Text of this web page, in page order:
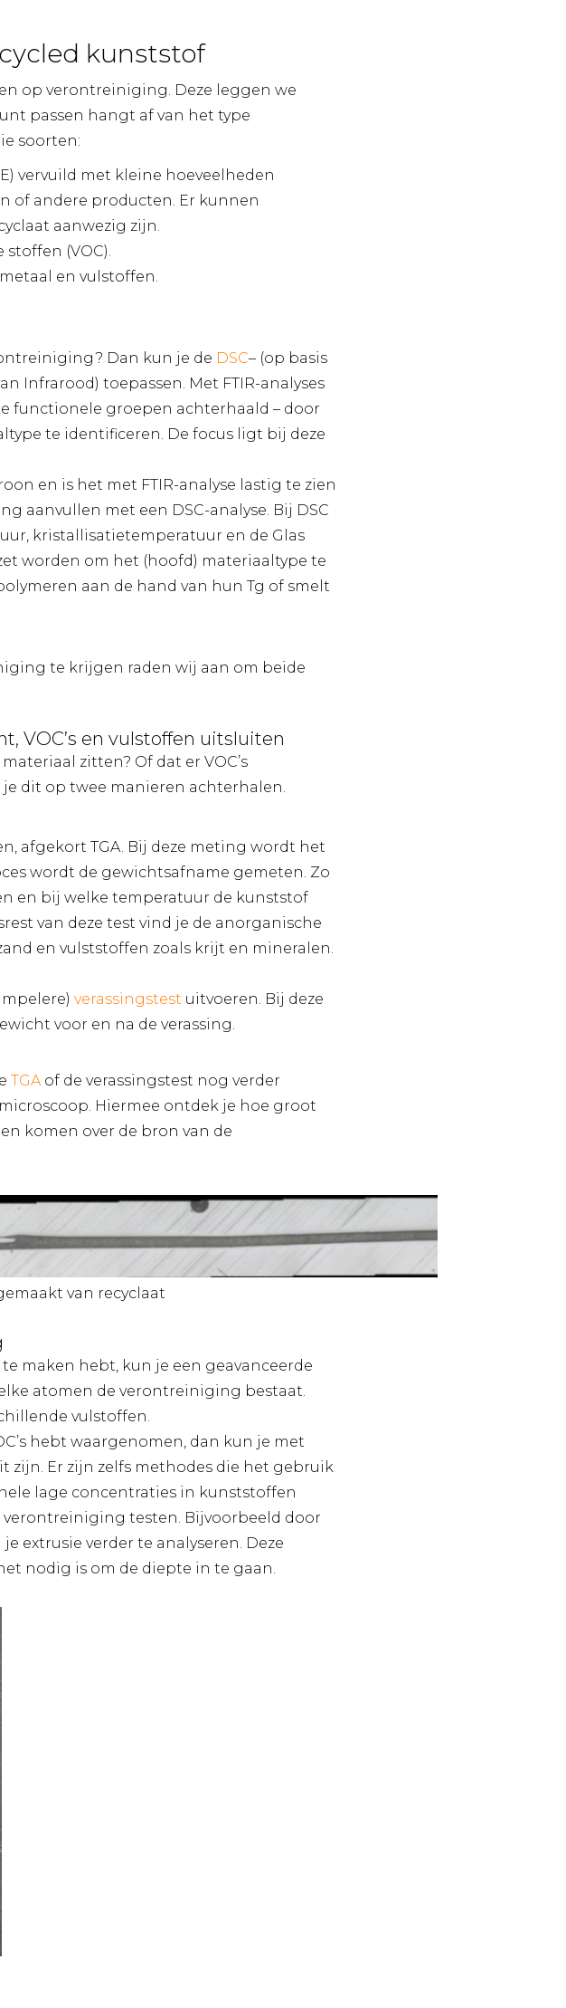
kunststof
op verontreiniging. Deze leggen we
passen hangt af van het type
soorten:
vervuild met kleine hoeveelheden
of andere producten. Er kunnen
aanwezig zijn.
(VOC).
en vulstoffen.
Dan kun je de DSC– (op basis
Infrarood) toepassen. Met FTIR-analyses
functionele groepen achterhaald – door
te identificeren. De focus ligt bij deze
en is het met FTIR-analyse lastig te zien
aanvullen met een DSC-analyse. Bij DSC
kristallisatietemperatuur en de Glas
worden om het (hoofd) materiaaltype te
aan de hand van hun Tg of smelt
te krijgen raden wij aan om beide
VOC’s en vulstoffen uitsluiten
zitten? Of dat er VOC’s
dit op twee manieren achterhalen.
afgekort TGA. Bij deze meting wordt het
wordt de gewichtsafname gemeten. Zo
en bij welke temperatuur de kunststof
van deze test vind je de anorganische
en vulststoffen zoals krijt en mineralen.
verassingstest uitvoeren. Bij deze
voor en na de verassing.
TGA of de verassingstest nog verder
Hiermee ontdek je hoe groot
komen over de bron van de
van recyclaat
maken hebt, kun je een geavanceerde
atomen de verontreiniging bestaat.
vulstoffen.
hebt waargenomen, dan kun je met
zijn. Er zijn zelfs methodes die het gebruik
lage concentraties in kunststoffen
testen. Bijvoorbeeld door
extrusie verder te analyseren. Deze
nodig is om de diepte in te gaan.